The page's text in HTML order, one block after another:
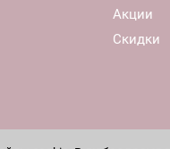
Акции
Скидки